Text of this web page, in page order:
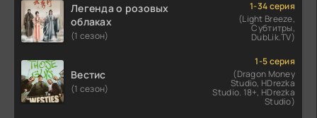
Легенда о розовых
облаках
(1 сезон)
1-34 серия
(Light Breeze,
Субтитры,
DubLik.TV)
Вестис
(1 сезон)
1-5 серия
(Dragon Money
Studio, HDrezka
Studio. 18+, HDrezka
Studio)